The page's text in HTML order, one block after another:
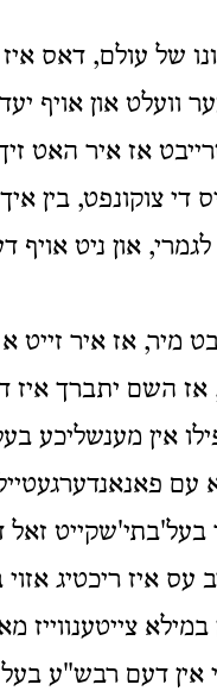
של עולם, דאס איז
וועלט און אויף
אז איר האט
צוקונפט, בין
און ניט אויף
מיר, אז איר זייט
אז השם יתברך איז
אין מענשליכע
זאל
עס איז ריכטיג
במילא צייטענווייז
אין דעם רבש"ע